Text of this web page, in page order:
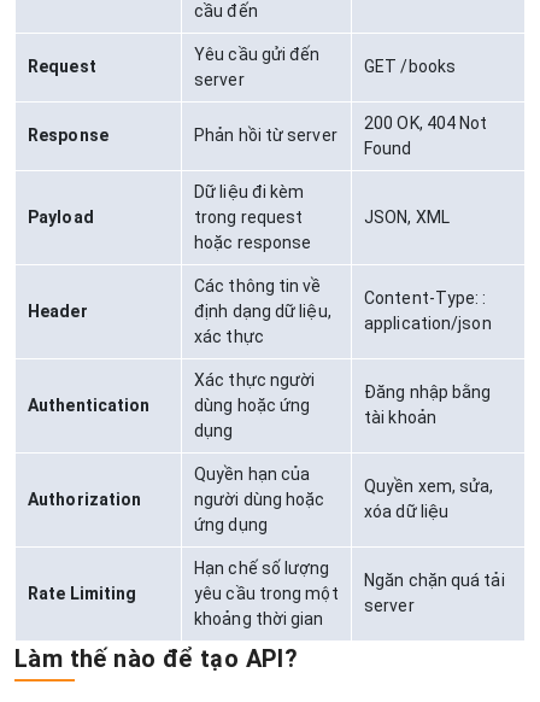
cầu đến
Request
Yêu cầu gửi đến
server
GET /books
Response Phản hồi từ server
200 OK, 404 Not
Found
Payload
Dữ liệu đi kèm
trong request
hoặc response
JSON, XML
Header
Các thông tin về
định dạng dữ liệu,
xác thực
Content-Type: :
application/json
Authentication
Xác thực người
dùng hoặc ứng
dụng
Đăng nhập bằng
tài khoản
Authorization
Quyền hạn của
người dùng hoặc
ứng dụng
Quyền xem, sửa,
xóa dữ liệu
Rate Limiting
Hạn chế số lượng
yêu cầu trong một
khoảng thời gian
Ngăn chặn quá tải
server
Làm thế nào để tạo API?